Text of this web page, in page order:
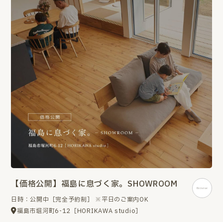
【価格公開】福島に息づく家。SHOWROOM
日時：公開中［完全予約制］ ※平日のご案内OK
福島市堀河町6-12［HORIKAWA studio］